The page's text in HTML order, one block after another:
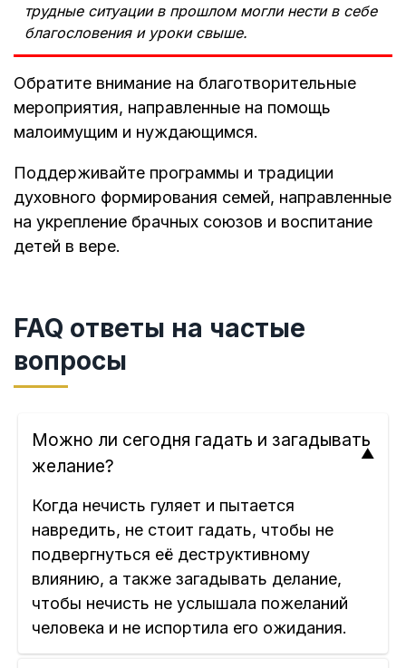
трудные ситуации в прошлом могли нести в себе
благословения и уроки свыше.
Обратите внимание на благотворительные
мероприятия, направленные на помощь
малоимущим и нуждающимся.
Поддерживайте программы и традиции
духовного формирования семей, направленные
на укрепление брачных союзов и воспитание
детей в вере.
FAQ ответы на частые
вопросы
Можно ли сегодня гадать и загадывать
желание?
Когда нечисть гуляет и пытается
навредить, не стоит гадать, чтобы не
подвергнуться её деструктивному
влиянию, а также загадывать делание,
чтобы нечисть не услышала пожеланий
человека и не испортила его ожидания.